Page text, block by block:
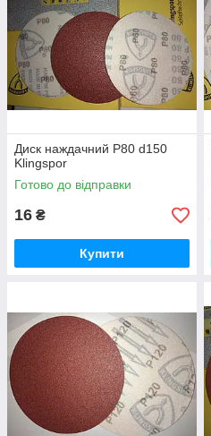
Диск наждачний Р80 d150
Klingspor
Готово до відправки
16 ₴
Купити